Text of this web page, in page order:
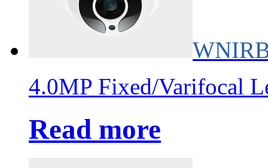
4.0MP Fixed/Varifocal
Read more